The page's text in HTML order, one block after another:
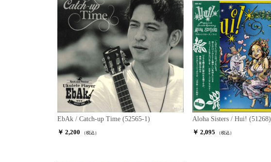
EbAk / Catch-up Time (52565-1)
￥ 2,200
（税込）
Aloha Sisters / Hui! (51268)
￥ 2,095
（税込）